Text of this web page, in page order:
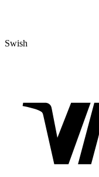
Swish